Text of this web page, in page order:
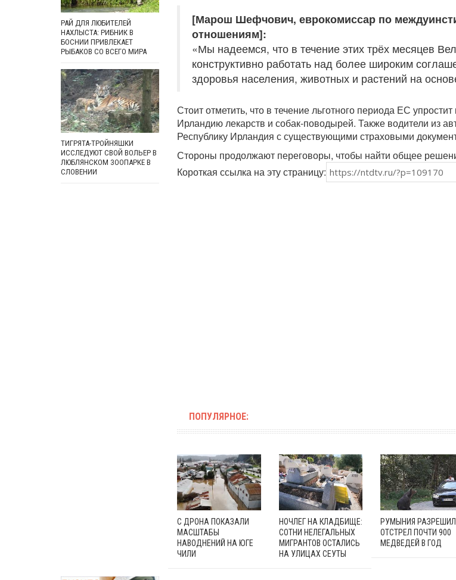
[Марош Шефчович, еврокомиссар по
отношениям]:
«Мы надеемся, что в течение этих трёх месяцев
конструктивно работать над более широким
здоровья населения, животных и растений на
Стоит отметить, что в течение льготного периода ЕС
Ирландию лекарств и собак-поводырей. Также водители из
Республику Ирландия с существующими страховыми
Стороны продолжают переговоры, чтобы найти общее
Короткая ссылка на эту страницу:
ПОПУЛЯРНОЕ:
С ДРОНА ПОКАЗАЛИ
МАСШТАБЫ
НАВОДНЕНИЙ НА ЮГЕ
ЧИЛИ
НОЧЛЕГ НА КЛАДБИЩЕ:
СОТНИ НЕЛЕГАЛЬНЫХ
МИГРАНТОВ ОСТАЛИСЬ
НА УЛИЦАХ СЕУТЫ
РУМЫНИЯ
ОТСТРЕЛ ПОЧТИ 900
МЕДВЕДЕЙ В ГОД
РАЙ ДЛЯ ЛЮБИТЕЛЕЙ
НАХЛЫСТА: РИБНИК В
БОСНИИ ПРИВЛЕКАЕТ
РЫБАКОВ СО ВСЕГО МИРА
ТИГРЯТА-ТРОЙНЯШКИ
ИССЛЕДУЮТ СВОЙ ВОЛЬЕР В
ЛЮБЛЯНСКОМ ЗООПАРКЕ В
СЛОВЕНИИ